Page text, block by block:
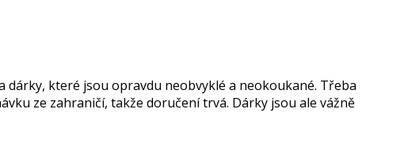
které jsou opravdu neobvyklé a neokoukané. Třeba
ze zahraničí, takže doručení trvá. Dárky jsou ale vážně